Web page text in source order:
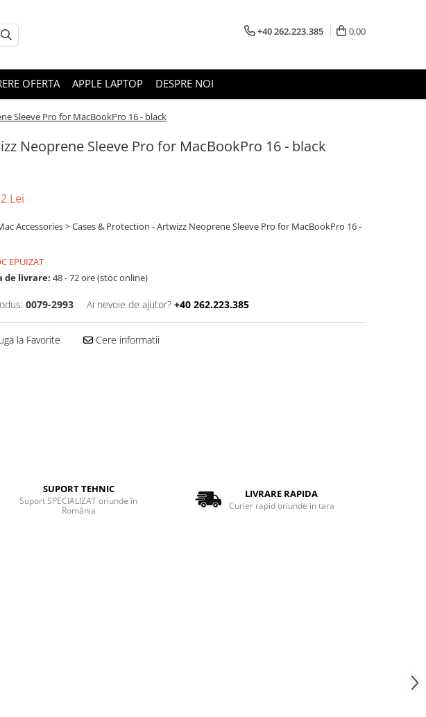
+40 262.223.385 0,00
OFERTA APPLE LAPTOP DESPRE NOI
Sleeve Pro for MacBookPro 16 - black
Neoprene Sleeve Pro for MacBookPro 16 - black
Lei
Accessories > Cases & Protection - Artwizz Neoprene Sleeve Pro for MacBookPro 16 -
EPUIZAT
de livrare: 48 - 72 ore (stoc online)
0079-2993 Ai nevoie de ajutor? +40 262.223.385
la Favorite Cere informatii
SUPORT TEHNIC
Suport SPECIALIZAT oriunde în
România
LIVRARE RAPIDA
Curier rapid oriunde in tara